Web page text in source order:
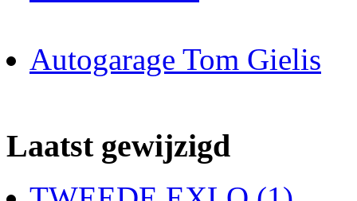
Autogarage Tom Gielis
Laatst gewijzigd